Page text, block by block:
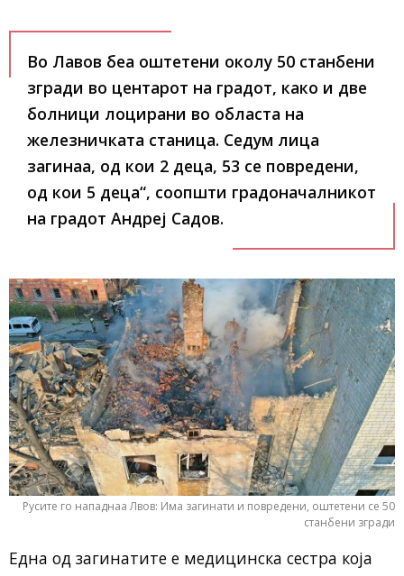
Во Лавов беа оштетени околу 50 станбени
згради во центарот на градот, како и две
болници лоцирани во областа на
железничката станица. Седум лица
загинаа, од кои 2 деца, 53 се повредени,
од кои 5 деца“, соопшти градоначалникот
на градот Андреј Садов.
Русите го нападнаа Лвов: Има загинати и повредени, оштетени се 50
станбени згради
Една од загинатите е медицинска сестра која